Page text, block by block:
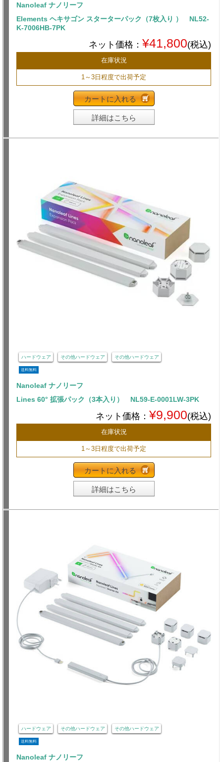
Nanoleaf ナノリーフ
Elements ヘキサゴン スターターパック（7枚入り ） NL52-
K-7006HB-7PK
ネット価格： ¥41,800(税込)
在庫状況
1～3日程度で出荷予定
カートに入れる
詳細はこちら
ハードウェア その他ハードウェア その他ハードウェア
送料無料
Nanoleaf ナノリーフ
Lines 60° 拡張パック（3本入り） NL59-E-0001LW-3PK
ネット価格： ¥9,900(税込)
在庫状況
1～3日程度で出荷予定
カートに入れる
詳細はこちら
ハードウェア その他ハードウェア その他ハードウェア
送料無料
Nanoleaf ナノリーフ